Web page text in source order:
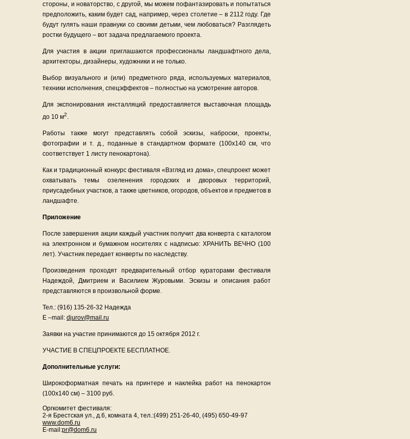
стороны, и новаторство, с другой, мы можем пофантазировать и попытаться
предположить, каким будет сад, например, через столетие – в 2112 году. Где
будут гулять наши правнуки со своими детьми, чем любоваться? Разглядеть
ростки будущего – вот задача предлагаемого проекта.
Для участия в акции приглашаются профессионалы ландшафтного дела,
архитекторы, дизайнеры, художники и не только.
Выбор визуального и (или) предметного ряда, используемых материалов,
техники исполнения, спецэффектов – полностью на усмотрение авторов.
Для экспонирования инсталляций предоставляется выставочная площадь
до 10 м2.
Работы также могут представлять собой эскизы, наброски, проекты,
фотографии и т. д., поданные в стандартном формате (100х140 см, что
соответствует 1 листу пенокартона).
Как и традиционный конкурс фестиваля «Взгляд из дома», спецпроект может
охватывать темы озеленения городских и дворовых территорий,
приусадебных участков, а также цветников, огородов, объектов и предметов в
ландшафте.
Приложение
После завершения акции каждый участник получит два конверта с каталогом
на электронном и бумажном носителях с надписью: ХРАНИТЬ ВЕЧНО (100
лет). Участник передает конверты по наследству.
Произведения проходят предварительный отбор кураторами фестиваля
Надеждой, Дмитрием и Василием Журовыми. Эскизы и описания работ
представляются в произвольной форме.
Тел.: (916) 135-26-32 Надежда
E –mail: djurov@mail.ru
Заявки на участие принимаются до 15 октября 2012 г.
УЧАСТИЕ В СПЕЦПРОЕКТЕ БЕСПЛАТНОЕ.
Дополнительные услуги:
Широкоформатная печать на принтере и наклейка работ на пенокартон
(100х140 см) – 3100 руб.
Оргкомитет фестиваля:
2-я Брестская ул., д.6, комната 4, тел.:(499) 251-26-40, (495) 650-49-97
www.dom6.ru
E-mail:pr@dom6.ru